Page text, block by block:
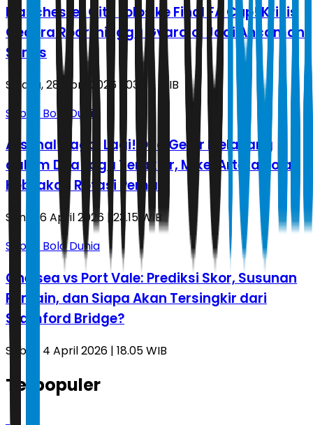
Manchester City Lolos ke Final FA Cup! Krisis
Cedera Rodri hingga Gvardiol Jadi Ancaman
Serius
Selasa, 28 April 2026 | 03.50 WIB
Sepak Bola Dunia
Arsenal Gagal Lagi! Dua Gelar Melayang
dalam Dua Laga Terakhir, Mikel Arteta Tolak
Kebijakan Rotasi Pemain
Senin, 6 April 2026 | 23.15 WIB
Sepak Bola Dunia
Chelsea vs Port Vale: Prediksi Skor, Susunan
Pemain, dan Siapa Akan Tersingkir dari
Stamford Bridge?
Sabtu, 4 April 2026 | 18.05 WIB
Terpopuler